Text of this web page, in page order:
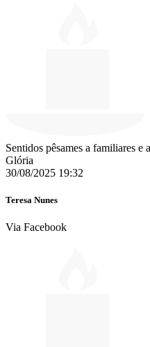
Sentidos pêsames a familiares e
Glória
30/08/2025 19:32
Teresa Nunes
Via Facebook